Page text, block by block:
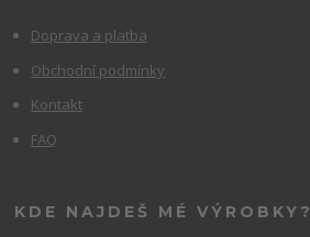
Doprava a platba
Obchodní podmínky
Kontakt
FAQ
KDE NAJDEŠ MÉ VÝROBKY?